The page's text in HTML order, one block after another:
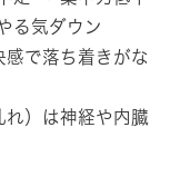
る気ダウン
で落ち着きがな
）は神経や内臓